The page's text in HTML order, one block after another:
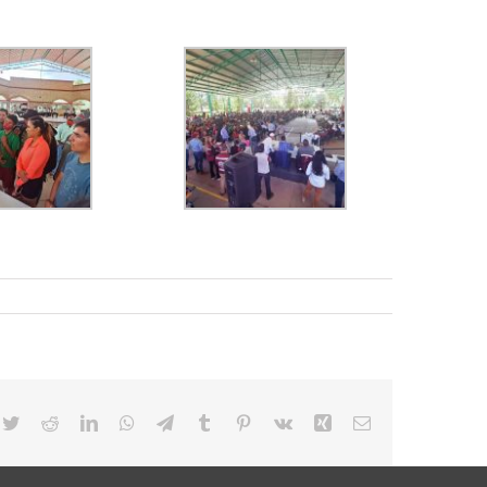
TwitterRedditLinkedInWhatsApp
TelegramTumblr Pinterest
Vk Xing Email